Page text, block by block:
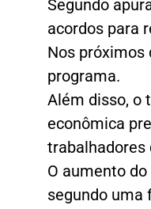
Segundo
acordos para
Nos próximos
programa.
Além disso, o
econômica
trabalhadores
O aumento
segundo uma